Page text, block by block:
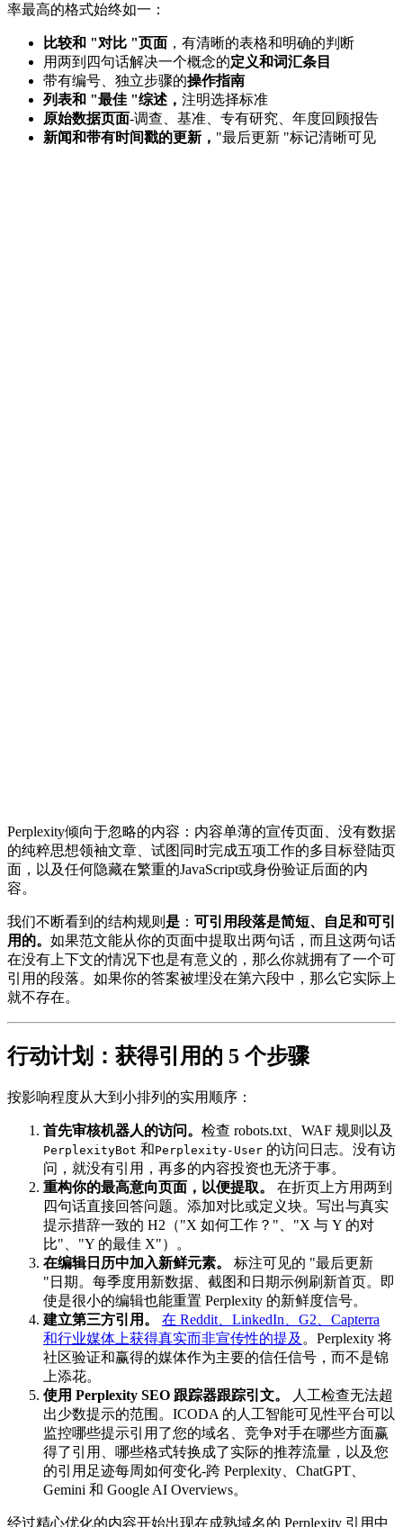
率最高的格式始终如一：
比较和 "对比 "页面 ，有清晰的表格和明确的判断
用两到四句话解决一个概念的定义和词汇条目
带有编号、独立步骤的操作指南
列表和 "最佳 "综述， 注明选择标准
原始数据页面-调查、基准、专有研究、年度回顾报告
新闻和带有时间戳的更新， "最后更新 "标记清晰可见
Perplexity倾向于忽略的内容：内容单薄的宣传页面、没有数据
的纯粹思想领袖文章、试图同时完成五项工作的多目标登陆页
面，以及任何隐藏在繁重的JavaScript或身份验证后面的内
容。
我们不断看到的结构规则 是 ： 可引用段落是简短、自足和可引
用的。 如果范文能从你的页面中提取出两句话，而且这两句话
在没有上下文的情况下也是有意义的，那么你就拥有了一个可
引用的段落。如果你的答案被埋没在第六段中，那么它实际上
就不存在。
行动计划：获得引用的 5 个步骤
按影响程度从大到小排列的实用顺序：
首先审核机器人的访问。 检查 robots.txt、WAF 规则以及
PerplexityBot 和Perplexity-User 的访问日志。没有访
问，就没有引用，再多的内容投资也无济于事。
重构你的最高意向页面，以便提取。
在折页上方用两到
四句话直接回答问题。添加对比或定义块。写出与真实
提示措辞一致的 H2（"X 如何工作？"、"X 与 Y 的对
比"、"Y 的最佳 X"）。
在编辑日历中加入新鲜元素。
标注可见的 "最后更新
"日期。每季度用新数据、截图和日期示例刷新首页。即
使是很小的编辑也能重置 Perplexity 的新鲜度信号。
建立第三方引用。
在 Reddit、LinkedIn、G2、Capterra
和行业媒体上获得真实而非宣传性的提及 。Perplexity 将
社区验证和赢得的媒体作为主要的信任信号，而不是锦
上添花。
使用 Perplexity SEO 跟踪器跟踪引文。
人工检查无法超
出少数提示的范围。ICODA 的人工智能可见性平台可以
监控哪些提示引用了您的域名、竞争对手在哪些方面赢
得了引用、哪些格式转换成了实际的推荐流量，以及您
的引用足迹每周如何变化-跨 Perplexity、ChatGPT、
Gemini 和 Google AI Overviews。
经过精心优化的内容开始出现在成熟域名的 Perplexity 引用中